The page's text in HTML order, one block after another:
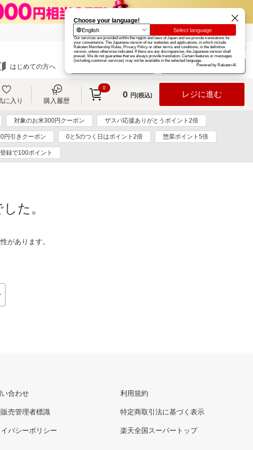
楽天グループ カード
お知らせ ヘルプ
はじめての方へ ログイン
に入り 購入履歴
0
0 円(税込) レジに進む
対象のお米300円クーポン ザスパ応援ありがとうポイント2倍
円引きクーポン 0と5のつく日はポイント2倍 惣菜ポイント5倍
録で100ポイント
た。
があります。
合わせ
売管理者標識
バシーポリシー
利用規約
特定商取引法に基づく表示
楽天全国スーパートップ